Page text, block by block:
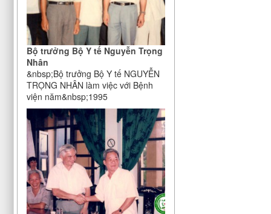
Bộ trưởng Bộ Y tế Nguyễn Trọng
Nhân
&nbsp;Bộ trưởng Bộ Y tế NGUYỄN
TRỌNG NHÂN làm việc với Bệnh
viện năm&nbsp;1995